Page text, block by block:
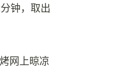
钟，取出
网上晾凉